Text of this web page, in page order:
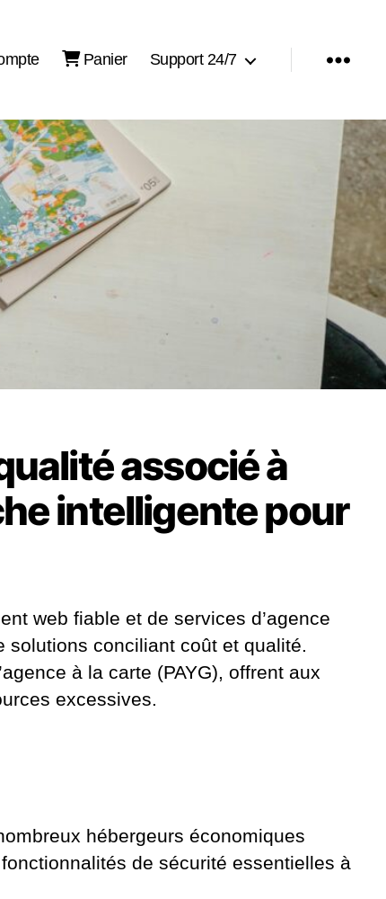
Panier Support 24/7
associé à
intelligente pour
web fiable et de services d’agence
solutions conciliant coût et qualité.
à la carte (PAYG), offrent aux
excessives.
hébergeurs économiques
de sécurité essentielles à